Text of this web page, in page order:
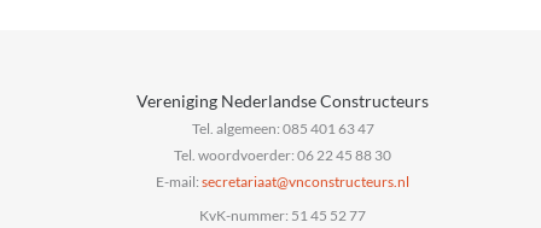
Vereniging Nederlandse Constructeurs
Tel. algemeen: 085 401 63 47
Tel. woordvoerder: 06 22 45 88 30
E-mail:
ln.sruetcurtsnocnv
@taairaterces
KvK-nummer: 51 45 52 77